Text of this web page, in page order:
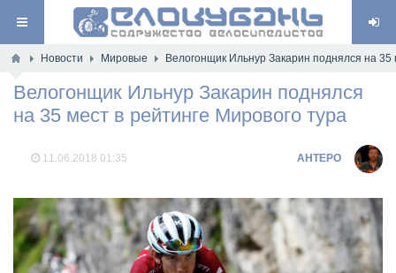
Новости Мировые Велогонщик Ильнур Закарин поднялся на 35
Велогонщик Ильнур Закарин поднялся
на 35 мест в рейтинге Мирового тура
11.06.2018 01:35 AHTEPO